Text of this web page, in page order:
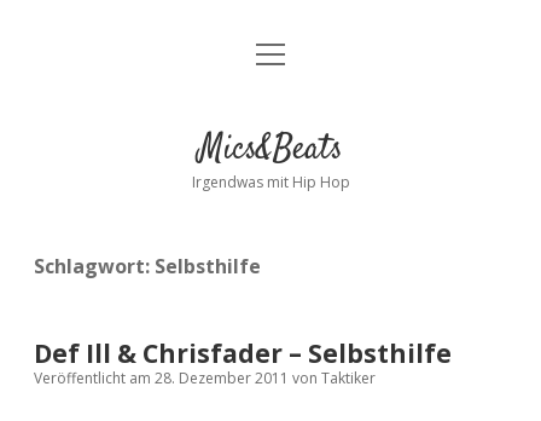
Kontakt
facebookinstagram
bandcamp
spotify
Menü
Mics&Beats
Irgendwas mit Hip Hop
Schlagwort: Selbsthilfe
Def Ill & Chrisfader – Selbsthilfe
Veröffentlicht am 28. Dezember 2011 von Taktiker